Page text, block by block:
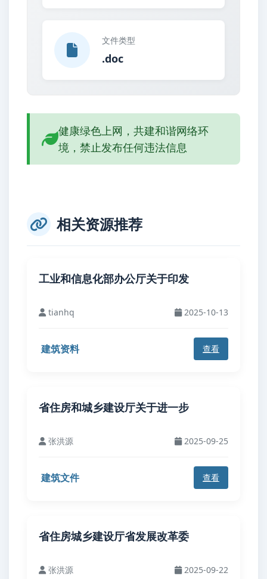
文件类型
.doc
健康绿色上网，共建和谐网络环
境，禁止发布任何违法信息
相关资源推荐
工业和信息化部办公厅关于印发
tianhq 2025-10-13
建筑资料 查看
省住房和城乡建设厅关于进一步
张洪源 2025-09-25
建筑文件 查看
省住房城乡建设厅省发展改革委
张洪源 2025-09-22